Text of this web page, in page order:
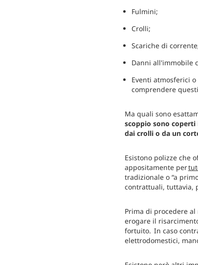
Fulmini;
Crolli;
Scariche di
Danni all'immobile
Eventi atmosferici
comprendere
Ma quali sono
scoppio sono
dai crolli o da un
Esistono polizze che
appositamente per
tradizionale o “a
contrattuali, tuttavia,
Prima di procedere
erogare il
fortuito. In caso
elettrodomestici,